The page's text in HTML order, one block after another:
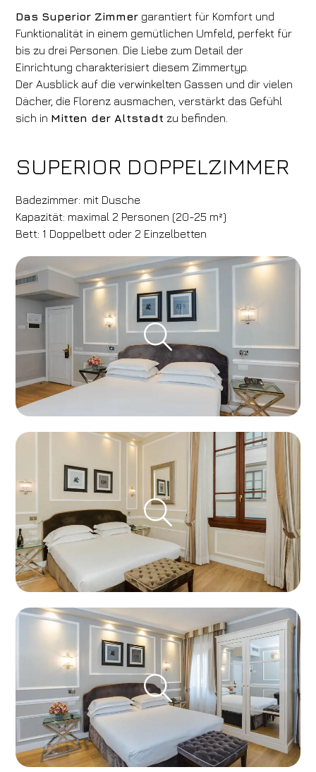
Das Superior Zimmer garantiert für Komfort und
Funktionalität in einem gemütlichen Umfeld, perfekt für
bis zu drei Personen. Die Liebe zum Detail der
Einrichtung charakterisiert diesem Zimmertyp.
Der Ausblick auf die verwinkelten Gassen und dir vielen
Dächer, die Florenz ausmachen, verstärkt das Gefühl
sich in Mitten der Altstadt zu befinden.
SUPERIOR DOPPELZIMMER
Badezimmer: mit Dusche
Kapazität: maximal 2 Personen (20-25 m²)
Bett: 1 Doppelbett oder 2 Einzelbetten